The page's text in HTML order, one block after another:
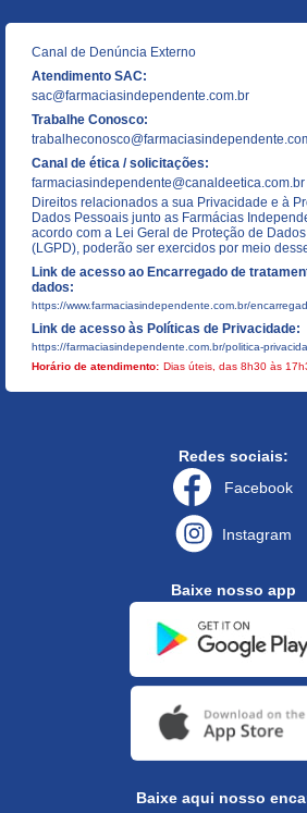
Canal de Denúncia Externo
Atendimento SAC:
sac@farmaciasindependente.com.br
Trabalhe Conosco:
Canal de ética / solicitações:
farmaciasindependente@canaldeetica.com.br
Direitos relacionados a sua Privacidade e à
Dados Pessoais junto as Farmácias
acordo com a Lei Geral de Proteção de
(LGPD), poderão ser exercidos por meio
Link de acesso ao Encarregado de
dados:
https://www.farmaciasindependente.com.br/
Link de acesso às Políticas de Privacidade:
https://farmaciasindependente.com.br/politica-
Horário de atendimento: Dias úteis, das 8h30 às
Redes sociais:
Facebook
Instagram
Baixe nosso app
Baixe aqui nosso